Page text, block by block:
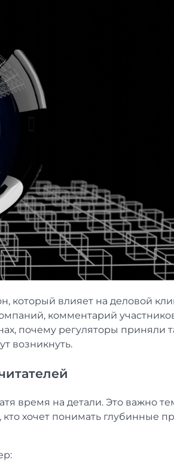
который влияет на деловой
комментарий
почему регуляторы приняли
возникнуть.
время на детали. Это важно
хочет понимать глубинные